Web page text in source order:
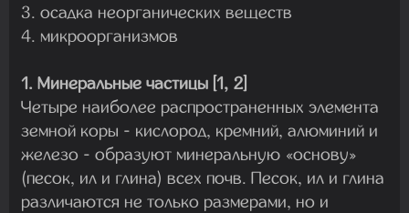
3. осадка неорганических веществ
4. микроорганизмов
1. Минеральные частицы [1, 2]
Четыре наиболее распространенных элемента
земной коры - кислород, кремний, алюминий и
железо - образуют минеральную «основу»
(песок, ил и глина) всех почв. Песок, ил и глина
различаются не только размерами, но и